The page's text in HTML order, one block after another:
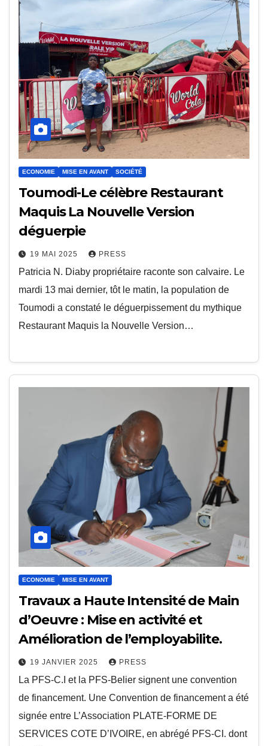
ECONOMIE MISE EN AVANT SOCIÉTÉ
Toumodi-Le célèbre Restaurant
Maquis La Nouvelle Version
déguerpie
19 MAI 2025 PRESS
Patricia N. Diaby propriétaire raconte son calvaire. Le
mardi 13 mai dernier, tôt le matin, la population de
Toumodi a constaté le déguerpissement du mythique
Restaurant Maquis la Nouvelle Version…
ECONOMIE MISE EN AVANT
Travaux a Haute Intensité de Main
d’Oeuvre : Mise en activité et
Amélioration de l’employabilite.
19 JANVIER 2025 PRESS
La PFS-C.I et la PFS-Belier signent une convention
de financement. Une Convention de financement a été
signée entre L’Association PLATE-FORME DE
SERVICES COTE D’IVOIRE, en abrégé PFS-CI. dont